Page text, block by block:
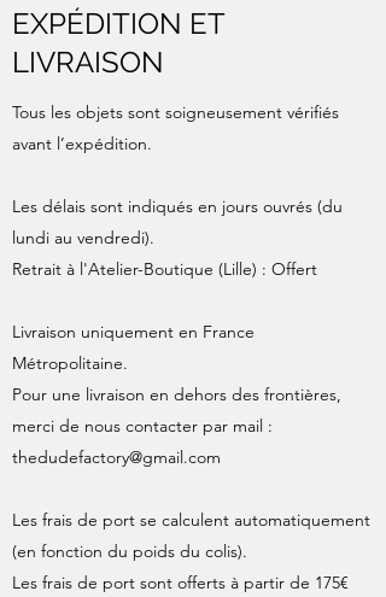
EXPÉDITION ET
LIVRAISON
Tous les objets sont soigneusement vérifiés
avant l’expédition.
Les délais sont indiqués en jours ouvrés (du
lundi au vendredi).
Retrait à l'Atelier-Boutique (Lille) : Offert
Livraison uniquement en France
Métropolitaine.
Pour une livraison en dehors des frontières,
merci de nous contacter par mail :
thedudefactory@gmail.com
Les frais de port se calculent automatiquement
(en fonction du poids du colis).
Les frais de port sont offerts à partir de 175€